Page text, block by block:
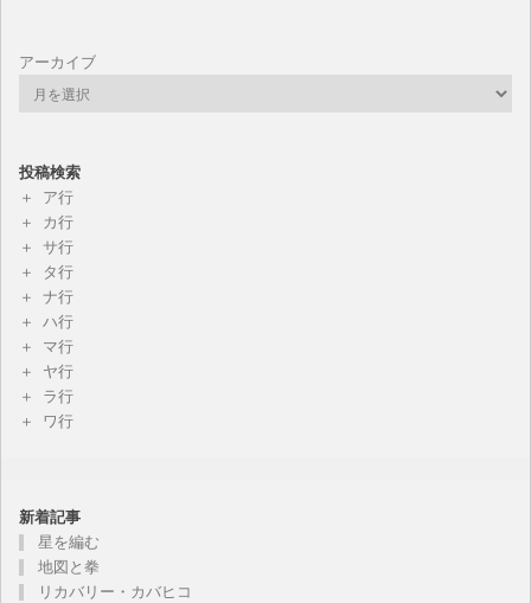
アーカイブ
投稿検索
ア行
カ行
サ行
タ行
ナ行
ハ行
マ行
ヤ行
ラ行
ワ行
新着記事
星を編む
地図と拳
リカバリー・カバヒコ